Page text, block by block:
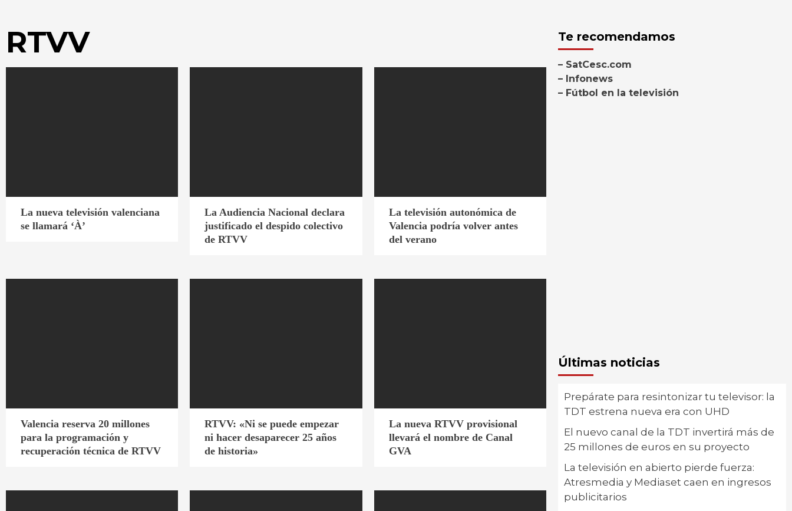
RTVV
La nueva televisión valenciana
se llamará ‘À’
La Audiencia Nacional declara
justificado el despido colectivo
de RTVV
La televisión autonómica de
Valencia podría volver antes
del verano
Valencia reserva 20 millones
para la programación y
recuperación técnica de RTVV
RTVV: «Ni se puede empezar
ni hacer desaparecer 25 años
de historia»
La nueva RTVV provisional
llevará el nombre de Canal
GVA
Te recomendamos
– SatCesc.com
– Infonews
– Fútbol en la televisión
Últimas noticias
Prepárate para resintonizar tu televisor: la
TDT estrena nueva era con UHD
El nuevo canal de la TDT invertirá más de
25 millones de euros en su proyecto
La televisión en abierto pierde fuerza:
Atresmedia y Mediaset caen en ingresos
publicitarios